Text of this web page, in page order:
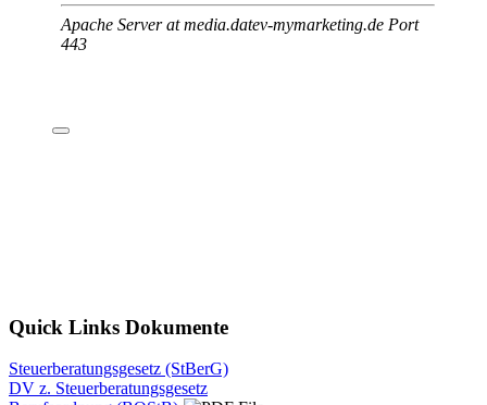
Quick Links Dokumente
Steuerberatungsgesetz (StBerG)
DV z. Steuerberatungsgesetz